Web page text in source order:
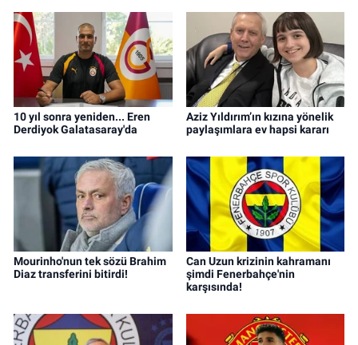
10 yıl sonra yeniden... Eren
Derdiyok Galatasaray'da
Aziz Yıldırım’ın kızına yönelik
paylaşımlara ev hapsi kararı
Mourinho'nun tek sözü Brahim
Diaz transferini bitirdi!
Can Uzun krizinin kahramanı
şimdi Fenerbahçe'nin
karşısında!